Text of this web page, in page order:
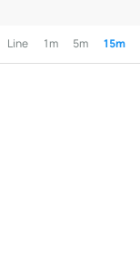
Line 1m 5m 15m